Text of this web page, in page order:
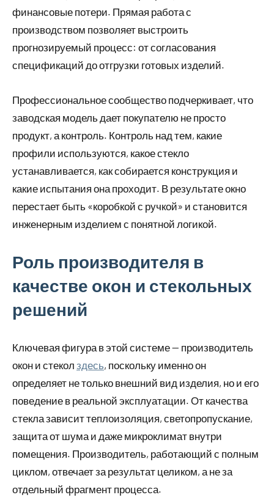
финансовые потери. Прямая работа с
производством позволяет выстроить
прогнозируемый процесс: от согласования
спецификаций до отгрузки готовых изделий.
Профессиональное сообщество подчеркивает, что
заводская модель дает покупателю не просто
продукт, а контроль. Контроль над тем, какие
профили используются, какое стекло
устанавливается, как собирается конструкция и
какие испытания она проходит. В результате окно
перестает быть «коробкой с ручкой» и становится
инженерным изделием с понятной логикой.
Роль производителя в
качестве окон и стекольных
решений
Ключевая фигура в этой системе — производитель
окон и стекол здесь, поскольку именно он
определяет не только внешний вид изделия, но и его
поведение в реальной эксплуатации. От качества
стекла зависит теплоизоляция, светопропускание,
защита от шума и даже микроклимат внутри
помещения. Производитель, работающий с полным
циклом, отвечает за результат целиком, а не за
отдельный фрагмент процесса.